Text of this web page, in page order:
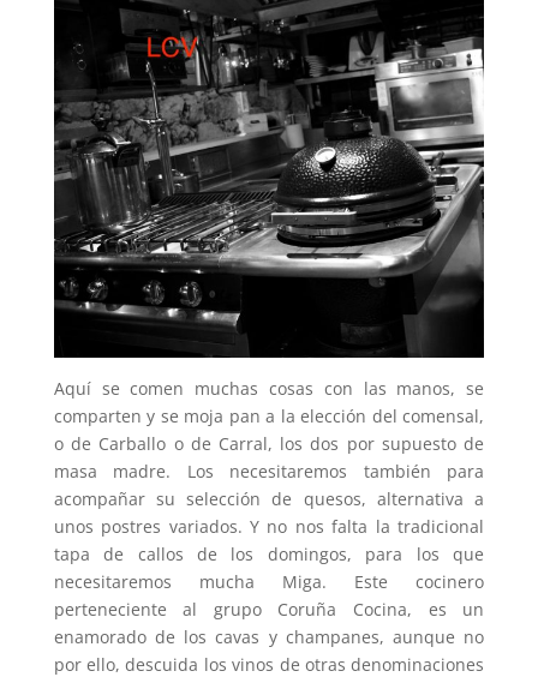
Aquí se comen muchas cosas con las manos, se
comparten y se moja pan a la elección del comensal,
o de Carballo o de Carral, los dos por supuesto de
masa madre. Los necesitaremos también para
acompañar su selección de quesos, alternativa a
unos postres variados. Y no nos falta la tradicional
tapa de callos de los domingos, para los que
necesitaremos mucha Miga. Este cocinero
perteneciente al grupo Coruña Cocina, es un
enamorado de los cavas y champanes, aunque no
por ello, descuida los vinos de otras denominaciones